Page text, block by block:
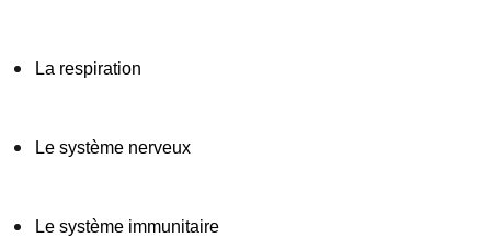
La respiration
Le système nerveux
Le système immunitaire